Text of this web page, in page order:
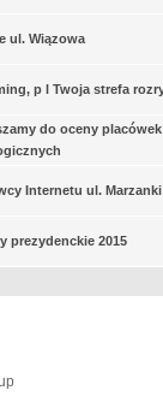
ul. Wiązowa
p l Twoja strefa
do oceny placówek
Internetu ul. Marzanki
prezydenckie 2015